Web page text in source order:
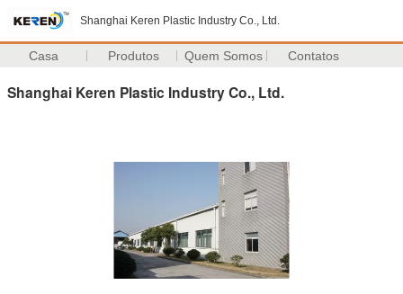
Shanghai Keren Plastic Industry Co., Ltd.
Casa Produtos Quem Somos Contatos
Shanghai Keren Plastic Industry Co., Ltd.